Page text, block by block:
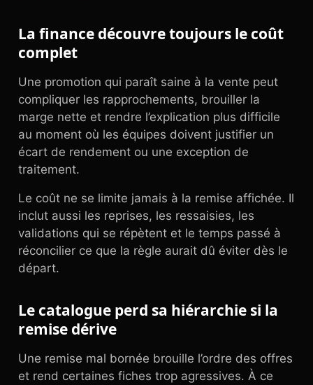
La finance découvre toujours le coût
complet
Une promotion qui paraît saine à la vente peut
compliquer les rapprochements, brouiller la
marge nette et rendre l’explication plus difficile
au moment où les équipes doivent justifier un
écart de rendement ou une exception de
traitement.
Le coût ne se limite jamais à la remise affichée. Il
inclut aussi les reprises, les ressaisies, les
validations qui se répètent et le temps passé à
réconcilier ce que la règle aurait dû éviter dès le
départ.
Le catalogue perd sa hiérarchie si la
remise dérive
Une remise mal bornée brouille l’ordre des offres
et rend certaines fiches trop agressives. À ce